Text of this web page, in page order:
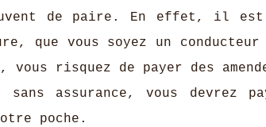
de paire. En effet, il est
que vous soyez un
vous risquez de payer des
assurance, vous devrez
poche.